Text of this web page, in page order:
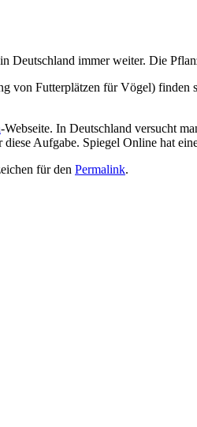
Deutschland immer weiter. Die
von Futterplätzen für Vögel)
-Webseite. In Deutschland versucht
Aufgabe. Spiegel Online hat
für den Permalink.